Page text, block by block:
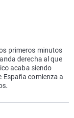
primeros minutos
derecha al que
acaba siendo
España comienza a